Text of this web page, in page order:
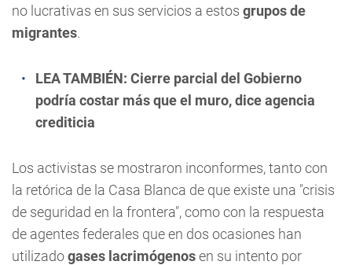
no lucrativas en sus servicios a estos grupos de
migrantes.
LEA TAMBIÉN: Cierre parcial del Gobierno
podría costar más que el muro, dice agencia
crediticia
Los activistas se mostraron inconformes, tanto con
la retórica de la Casa Blanca de que existe una "crisis
de seguridad en la frontera", como con la respuesta
de agentes federales que en dos ocasiones han
utilizadogases lacrimógenosen su intento por